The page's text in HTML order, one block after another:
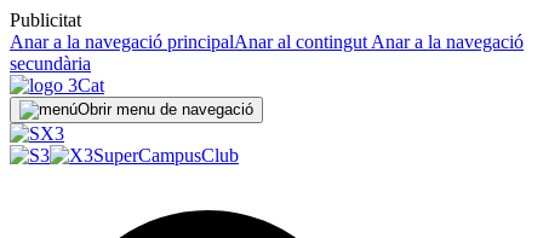
Publicitat
Anar a la navegació principalAnar al contingut Anar a la navegació
secundària
Obrir menu de navegació
SuperCampusClub